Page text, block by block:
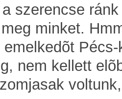
szerencse
minket.
nem kellett